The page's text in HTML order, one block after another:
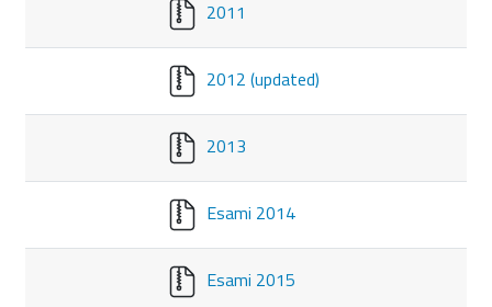
2011
2012 (updated)
2013
Esami 2014
Esami 2015